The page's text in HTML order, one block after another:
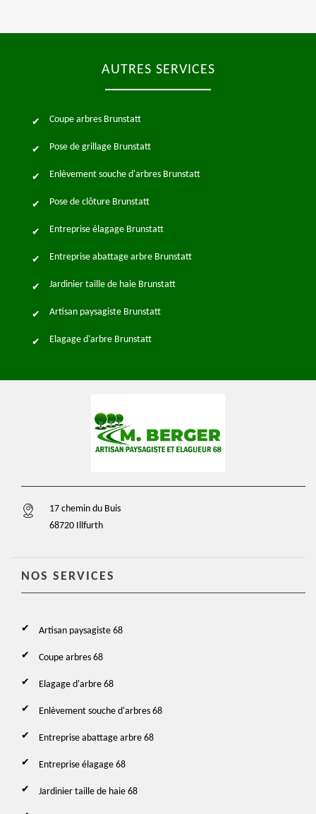
AUTRES SERVICES
Coupe arbres Brunstatt
Pose de grillage Brunstatt
Enlèvement souche d'arbres Brunstatt
Pose de clôture Brunstatt
Entreprise élagage Brunstatt
Entreprise abattage arbre Brunstatt
Jardinier taille de haie Brunstatt
Artisan paysagiste Brunstatt
Elagage d'arbre Brunstatt
17 chemin du Buis
68720 Illfurth
NOS SERVICES
Artisan paysagiste 68
Coupe arbres 68
Elagage d'arbre 68
Enlèvement souche d'arbres 68
Entreprise abattage arbre 68
Entreprise élagage 68
Jardinier taille de haie 68